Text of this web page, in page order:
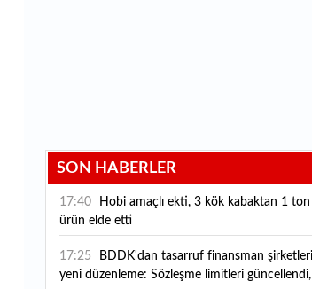
SON HABERLER
17:40
ürün elde etti
17:25
yeni düzenleme: Sözleşme limitleri güncellendi,